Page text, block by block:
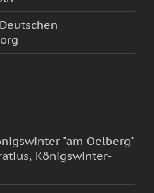
"am Oelberg"
Königswinter-